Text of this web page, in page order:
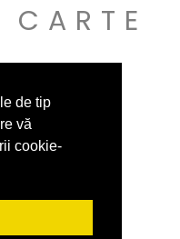
de tip
vă
cookie-